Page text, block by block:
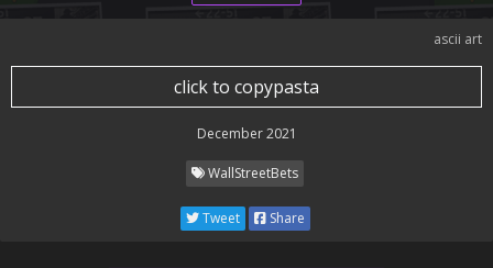
ascii art
click to copypasta
December 2021
WallStreetBets
Tweet Share